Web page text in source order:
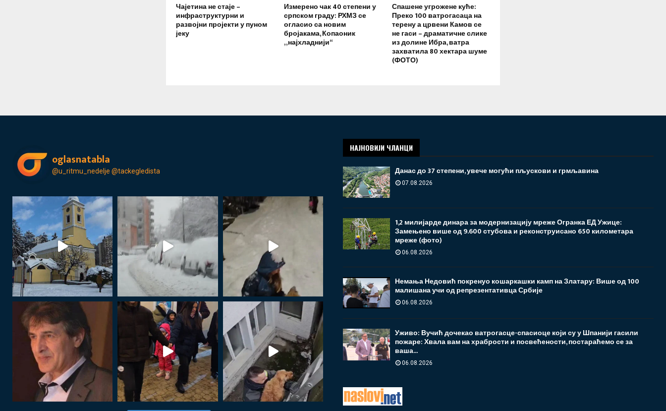
Чајетина не стаје –
инфраструктурни и
развојни пројекти у пуном
јеку
Измерено чак 40 степени у
српском граду: РХМЗ се
огласио са новим
бројакама, Копаоник
„најхладнији“
Спашене угрожене куће:
Преко 100 ватрогасаца на
терену а црвени Камов се
не гаси – драматичне слике
из долине Ибра, ватра
захватила 80 хектара шуме
(ФОТО)
oglasnatabla
@u_ritmu_nedelje @tackegledista
НАЈНОВИЈИ ЧЛАНЦИ
Данас до 37 степени, увече могући пљускови и грмљавина
07.08.2026
1,2 милијарде динара за модернизацију мреже Огранка ЕД Ужице:
Замењено више од 9.600 стубова и реконструисано 650 километара
мреже (фото)
06.08.2026
Немања Недовић покренуо кошаркашки камп на Златару: Више од 100
малишана учи од репрезентативца Србије
06.08.2026
Уживо: Вучић дочекао ватрогасце-спасиоце који су у Шпанији гасили
пожаре: Хвала вам на храбрости и посвећености, постараћемо се за
ваша...
06.08.2026